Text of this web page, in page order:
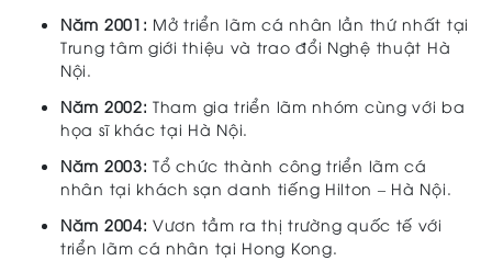
Năm 2001: Mở triển lãm cá nhân lần thứ nhất tại
Trung tâm giới thiệu và trao đổi Nghệ thuật Hà
Nội.
Năm 2002: Tham gia triển lãm nhóm cùng với ba
họa sĩ khác tại Hà Nội.
Năm 2003: Tổ chức thành công triển lãm cá
nhân tại khách sạn danh tiếng Hilton – Hà Nội.
Năm 2004: Vươn tầm ra thị trường quốc tế với
triển lãm cá nhân tại Hong Kong.